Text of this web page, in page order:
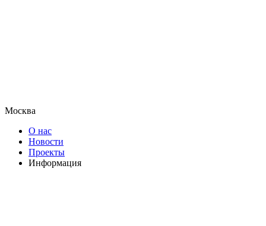
Москва
О нас
Новости
Проекты
Информация